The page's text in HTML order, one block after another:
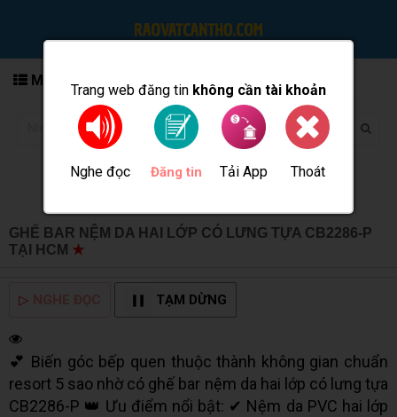
Trang web đăng tin không cần tài khoản
Nghe đọc Đăng tin Tải App Thoát
MENU
GHẾ BAR NỆM DA HAI LỚP CÓ LƯNG TỰA CB2286-P
TẠI HCM ★
▷ TẠM DỪNG
💕 Biến góc bếp quen thuộc thành không gian chuẩn
resort 5 sao nhờ có ghế bar nệm da hai lớp có lưng tựa
CB2286-P 👑 Ưu điểm nổi bật: ✔ Nệm da PVC hai lớp